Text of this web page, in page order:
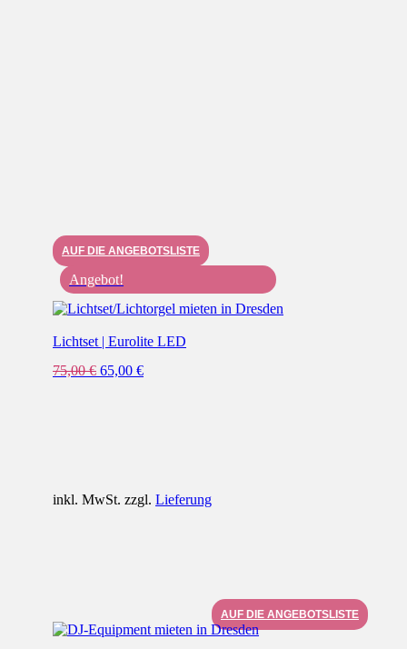
AUF DIE ANGEBOTSLISTE
Angebot!
Lichtset | Eurolite LED
75,00€ Ursprünglicher
65,00 €Aktueller
inkl. MwSt. zzgl. Lieferung
AUF DIE ANGEBOTSLISTE